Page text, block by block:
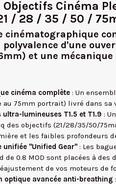
Objectifs Cinéma
/ 28 / 35 / 50 /
cinématographique
d'une
et une
cinéma complète : Un
au 75mm portrait) livré dans
ultra-lumineuses T1.5 et T1.9 :
des objectifs (21/28/35/50/
et les faibles profondeurs
unifiée "Unified Gear" : Les
de 0.8 MOD sont placées à
de vos moteurs de
optique avancée anti-breathing